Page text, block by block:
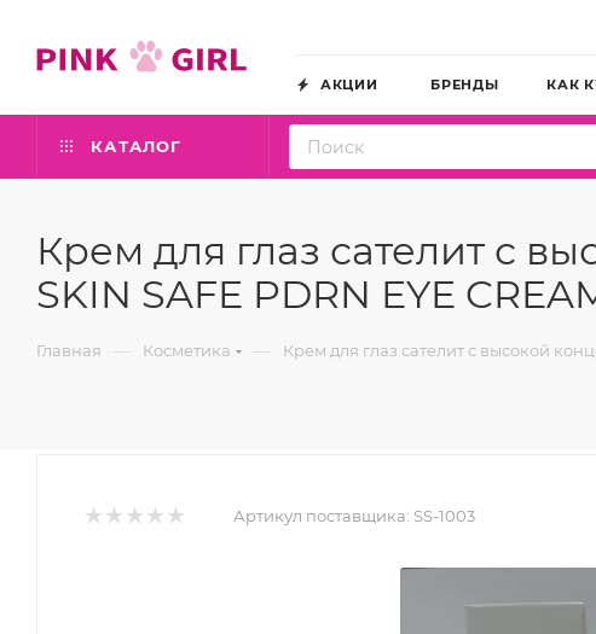
АКЦИИ БРЕНДЫ КАК
КАТАЛОГ
Крем для глаз сателит с
SKIN SAFE PDRN EYE
Главная — Косметика — Крем для глаз сателит с высокой
Артикул поставщика: SS-1003